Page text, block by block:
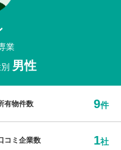
業
男性
有物件数 9件
コミ企業数 1社